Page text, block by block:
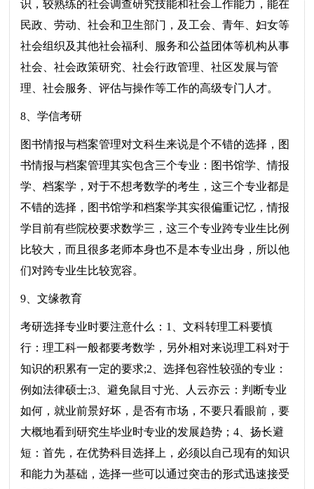
识，较熟练的社会调查研究技能和社会工作能力，能在
民政、劳动、社会和卫生部门，及工会、青年、妇女等
社会组织及其他社会福利、服务和公益团体等机构从事
社会、社会政策研究、社会行政管理、社区发展与管
理、社会服务、评估与操作等工作的高级专门人才。
8、学信考研
图书情报与档案管理对文科生来说是个不错的选择，图
书情报与档案管理其实包含三个专业：图书馆学、情报
学、档案学，对于不想考数学的考生，这三个专业都是
不错的选择，图书馆学和档案学其实很偏重记忆，情报
学目前有些院校要求数学三，这三个专业跨专业生比例
比较大，而且很多老师本身也不是本专业出身，所以他
们对跨专业生比较宽容。
9、文缘教育
考研选择专业时要注意什么：1、文科转理工科要慎
行：理工科一般都要考数学，另外相对来说理工科对于
知识的积累有一定的要求;2、选择包容性较强的专业：
例如法律硕士;3、避免鼠目寸光、人云亦云：判断专业
如何，就业前景好坏，是否有市场，不要只看眼前，要
大概地看到研究生毕业时专业的发展趋势；4、扬长避
短：首先，在优势科目选择上，必须以自己现有的知识
和能力为基础，选择一些可以通过突击的形式迅速接受